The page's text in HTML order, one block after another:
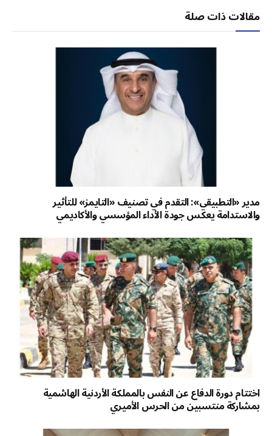
مقالات ذات صلة
مدير «التطبيقي»: التقدم في تصنيف «التايمز» للتأثير
والاستدامة يعكس جودة الأداء المؤسسي والأكاديمي
اختتام دورة الدفاع عن النفس بالمملكة الأردنية الهاشمية
بمشاركة منتسبين من الحرس الأميري